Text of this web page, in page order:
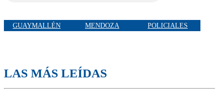
GUAYMALLÉN MENDOZA POLICIALES
LAS MÁS LEÍDAS